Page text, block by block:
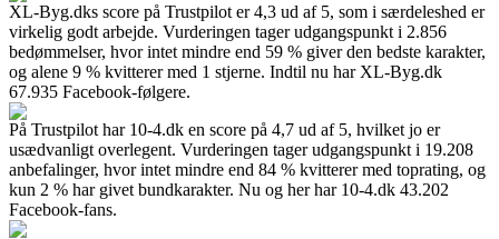
XL-Byg.dks score på Trustpilot er 4,3 ud af 5, som i særdeleshed er
virkelig godt arbejde. Vurderingen tager udgangspunkt i 2.856
bedømmelser, hvor intet mindre end 59 % giver den bedste karakter,
og alene 9 % kvitterer med 1 stjerne. Indtil nu har XL-Byg.dk
67.935 Facebook-følgere.
På Trustpilot har 10-4.dk en score på 4,7 ud af 5, hvilket jo er
usædvanligt overlegent. Vurderingen tager udgangspunkt i 19.208
anbefalinger, hvor intet mindre end 84 % kvitterer med toprating, og
kun 2 % har givet bundkarakter. Nu og her har 10-4.dk 43.202
Facebook-fans.